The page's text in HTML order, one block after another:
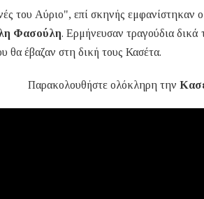
του Αύριο", επί σκηνής εμφανίστηκαν ο
Φασούλη. Ερμήνευσαν τραγούδια δικά
θα έβαζαν στη δική τους Κασέτα.
Παρακολουθήστε ολόκληρη την